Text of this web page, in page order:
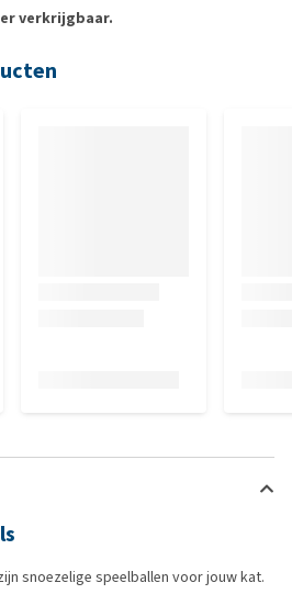
verkrijgbaar.
snoezelige speelballen voor jouw kat.